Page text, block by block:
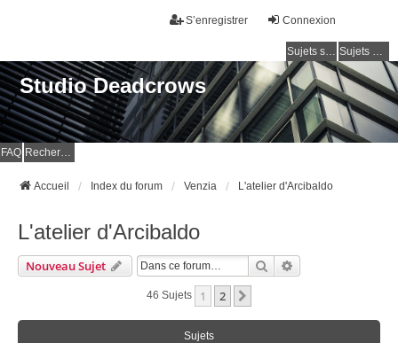
Connexion
S’enregistrer
Sujets sans réponse Sujets actifs
Studio Deadcrows
FAQ Rechercher
Accueil Index du forum Venzia L'atelier d'Arcibaldo
L'atelier d'Arcibaldo
Nouveau Sujet Rechercher
46 Sujets 1 2
Sujets